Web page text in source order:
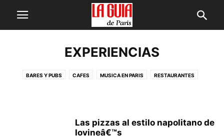
EXPERIENCIAS
BARES Y PUBS CAFES MUSICA EN PARIS RESTAURANTES
Colvert (Barrio Latino)
Bar Nouveau, el mejor de ParÃ­s
tradicionales en Sacré-Coeur
Las pizzas al estilo napolitano de
Iovineâ€™s